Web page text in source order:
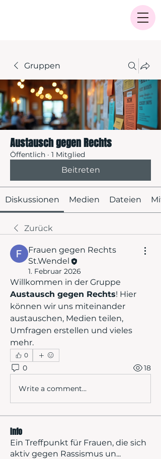
Gruppen
Austausch gegen Rechts
Öffentlich · 1 Mitglied
Beitreten
Diskussionen Medien Dateien
Zurück
Frauen gegen Rechts
St.Wendel
1. Februar 2026
Austausch gegen Rechts! Hier
können wir uns miteinander
austauschen, Medien teilen,
Umfragen erstellen und vieles
mehr.
0
0 18
Write a comment...
Info
Ein Treffpunkt für Frauen, die sich
aktiv gegen Rassismus un...